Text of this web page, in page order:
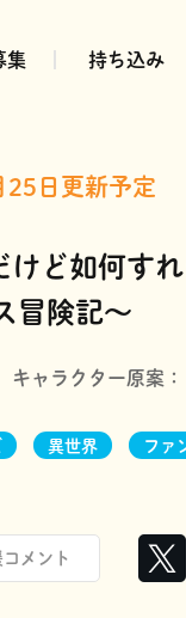
集 持ち込み
25日更新予定
ど如何す
冒険記～
キャラクター原案：
異世界 ファ
コメント